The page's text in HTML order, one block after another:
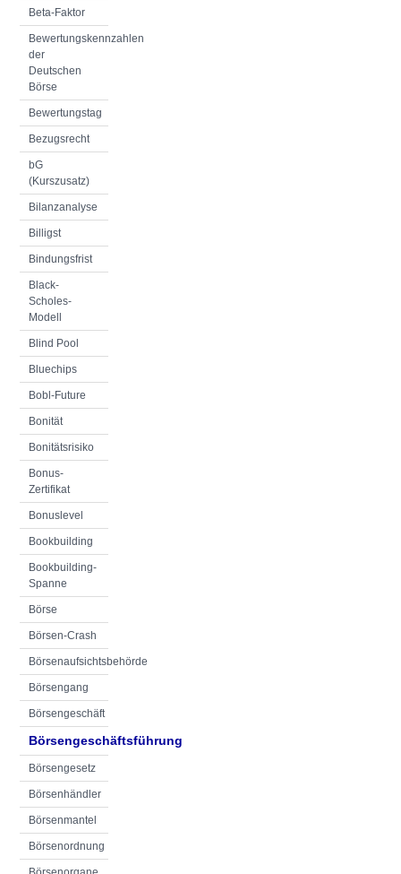
Beta-Faktor
Bewertungskennzahlen
der
Deutschen
Börse
Bewertungstag
Bezugsrecht
bG
(Kurszusatz)
Bilanzanalyse
Billigst
Bindungsfrist
Black-
Scholes-
Modell
Blind Pool
Bluechips
Bobl-Future
Bonität
Bonitätsrisiko
Bonus-
Zertifikat
Bonuslevel
Bookbuilding
Bookbuilding-
Spanne
Börse
Börsen-Crash
Börsenaufsichtsbehörde
Börsengang
Börsengeschäft
Börsengeschäftsführung
Börsengesetz
Börsenhändler
Börsenmantel
Börsenordnung